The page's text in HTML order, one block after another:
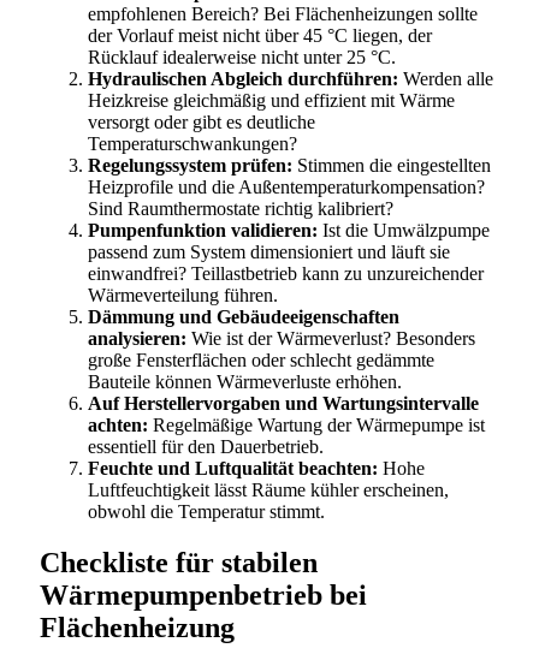
empfohlenen Bereich? Bei Flächenheizungen sollte
der Vorlauf meist nicht über 45 °C liegen, der
Rücklauf idealerweise nicht unter 25 °C.
Hydraulischen Abgleich durchführen: Werden alle
Heizkreise gleichmäßig und effizient mit Wärme
versorgt oder gibt es deutliche
Temperaturschwankungen?
Regelungssystem prüfen: Stimmen die eingestellten
Heizprofile und die Außentemperaturkompensation?
Sind Raumthermostate richtig kalibriert?
Pumpenfunktion validieren: Ist die Umwälzpumpe
passend zum System dimensioniert und läuft sie
einwandfrei? Teillastbetrieb kann zu unzureichender
Wärmeverteilung führen.
Dämmung und Gebäudeeigenschaften
analysieren: Wie ist der Wärmeverlust? Besonders
große Fensterflächen oder schlecht gedämmte
Bauteile können Wärmeverluste erhöhen.
Auf Herstellervorgaben und Wartungsintervalle
achten: Regelmäßige Wartung der Wärmepumpe ist
essentiell für den Dauerbetrieb.
Feuchte und Luftqualität beachten: Hohe
Luftfeuchtigkeit lässt Räume kühler erscheinen,
obwohl die Temperatur stimmt.
Checkliste für stabilen
Wärmepumpenbetrieb bei
Flächenheizung